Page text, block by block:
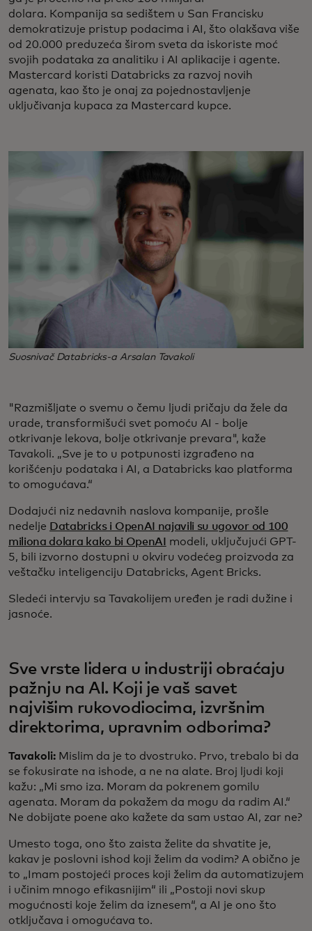
dolara. Kompanija sa sedištem u San Francisku
demokratizuje pristup podacima i AI, što olakšava više
od 20.000 preduzeća širom sveta da iskoriste moć
svojih podataka za analitiku i AI aplikacije i agente.
Mastercard koristi Databricks za razvoj novih
agenata, kao što je onaj za pojednostavljenje
uključivanja kupaca za Mastercard kupce.
Suosnivač Databricks-a Arsalan Tavakoli
"Razmišljate o svemu o čemu ljudi pričaju da žele da
urade, transformišući svet pomoću AI - bolje
otkrivanje lekova, bolje otkrivanje prevara", kaže
Tavakoli. „Sve je to u potpunosti izgrađeno na
korišćenju podataka i AI, a Databricks kao platforma
to omogućava.“
Dodajući niz nedavnih naslova kompanije, prošle
nedelje Databricks i OpenAI najavili su ugovor od 100
miliona dolara kako bi OpenAI
modeli, uključujući GPT-
5, bili izvorno dostupni u okviru vodećeg proizvoda za
veštačku inteligenciju Databricks, Agent Bricks.
Sledeći intervju sa Tavakolijem uređen je radi dužine i
jasnoće.
Sve vrste lidera u industriji obraćaju
pažnju na AI. Koji je vaš savet
najvišim rukovodiocima, izvršnim
direktorima, upravnim odborima?
Tavakoli: Mislim da je to dvostruko. Prvo, trebalo bi da
se fokusirate na ishode, a ne na alate. Broj ljudi koji
kažu: „Mi smo iza. Moram da pokrenem gomilu
agenata. Moram da pokažem da mogu da radim AI.“
Ne dobijate poene ako kažete da sam ustao AI, zar ne?
Umesto toga, ono što zaista želite da shvatite je,
kakav je poslovni ishod koji želim da vodim? A obično je
to „Imam postojeći proces koji želim da automatizujem
i učinim mnogo efikasnijim“ ili „Postoji novi skup
mogućnosti koje želim da iznesem“, a AI je ono što
otključava i omogućava to.